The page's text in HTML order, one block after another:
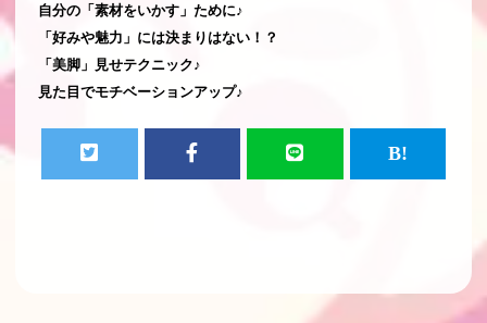
自分の「素材をいかす」ために♪
「好みや魅力」には決まりはない！？
「美脚」見せテクニック♪
見た目でモチベーションアップ♪